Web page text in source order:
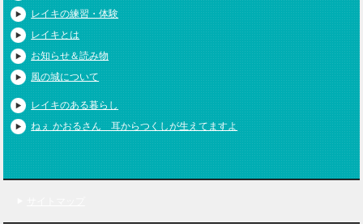
レイキの練習・体験
レイキとは
お知らせ＆読み物
風の城について
レイキのある暮らし
ねぇ かおるさん 耳からつくしが生えてますよ